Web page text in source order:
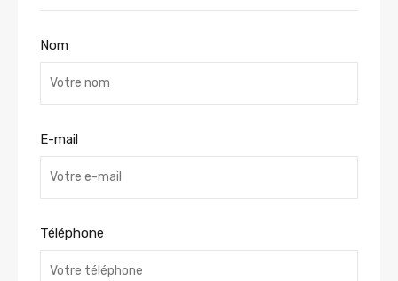
Nom
E-mail
Téléphone